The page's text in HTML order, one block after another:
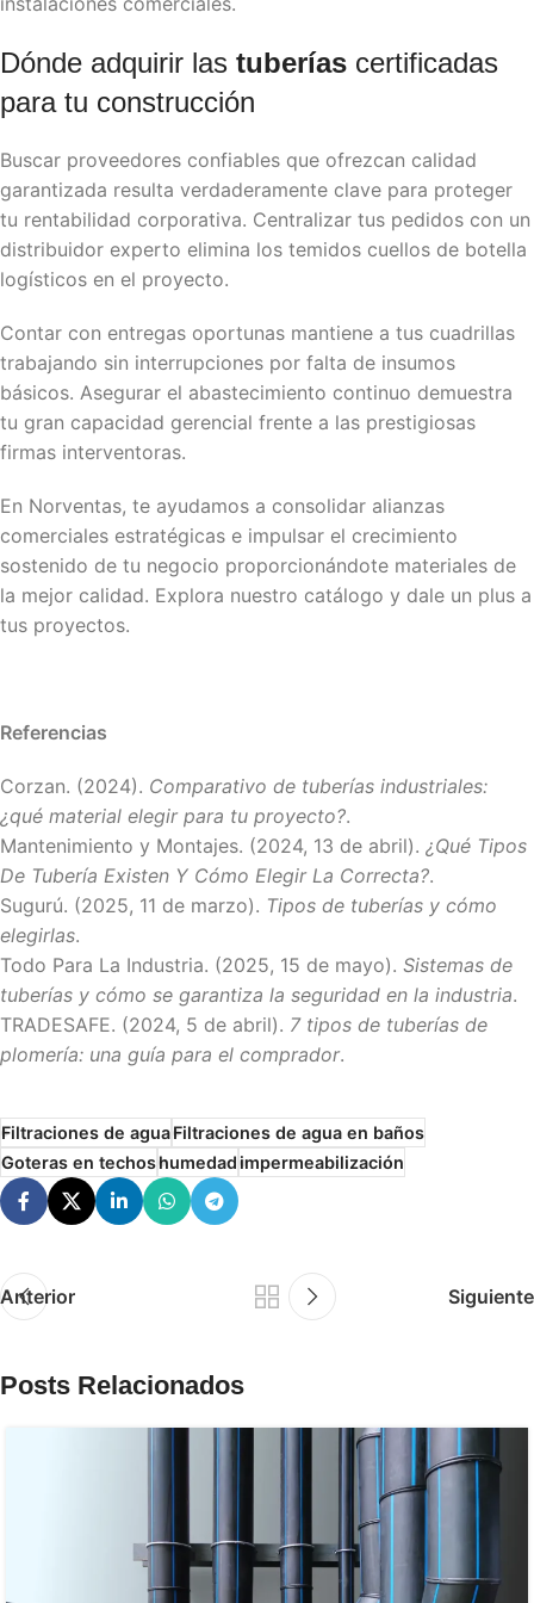
Dónde adquirir las tuberías certificadas
para tu construcción
Buscar proveedores confiables que ofrezcan calidad
garantizada resulta verdaderamente clave para proteger
tu rentabilidad corporativa. Centralizar tus pedidos con un
distribuidor experto elimina los temidos cuellos de botella
logísticos en el proyecto.
Contar con entregas oportunas mantiene a tus cuadrillas
trabajando sin interrupciones por falta de insumos
básicos. Asegurar el abastecimiento continuo demuestra
tu gran capacidad gerencial frente a las prestigiosas
firmas interventoras.
En Norventas, te ayudamos a consolidar alianzas
comerciales estratégicas e impulsar el crecimiento
sostenido de tu negocio proporcionándote materiales de
la mejor calidad. Explora nuestro catálogo y dale un plus a
tus proyectos.
Referencias
Corzan. (2024). Comparativo de tuberías industriales:
¿qué material elegir para tu proyecto?.
​Mantenimiento y Montajes. (2024, 13 de abril). ¿Qué Tipos
De Tubería Existen Y Cómo Elegir La Correcta?.
​Sugurú. (2025, 11 de marzo). Tipos de tuberías y cómo
elegirlas.
​Todo Para La Industria. (2025, 15 de mayo). Sistemas de
tuberías y cómo se garantiza la seguridad en la industria.
​TRADESAFE. (2024, 5 de abril). 7 tipos de tuberías de
plomería: una guía para el comprador.
Filtraciones de aguaFiltraciones de agua en baños
Goteras en techoshumedadimpermeabilización
Anterior Siguiente
Posts Relacionados